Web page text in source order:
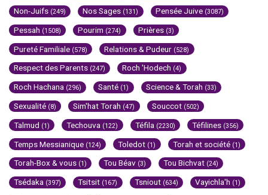
Non-Juifs (249) Nos Sages (131) Pensée Juive (3087)
Pessah (1508) Pourim (274) Prières (3)
Pureté Familiale (578) Relations & Pudeur (528)
Respect des Parents (247) Roch 'Hodech (4)
Roch Hachana (296) Santé (1) Science & Torah (33)
Sexualité (8) Sim'hat Torah (47) Souccot (502)
Talmud (1) Techouva (122) Téfila (2230) Téfilines (356)
Temps Messianique (124) Toledot (1) Torah et société (1)
Torah-Box & vous (1) Tou Béav (3) Tou Bichvat (24)
Tsédaka (397) Tsitsit (167) Tsniout (634) Vayichla'h (1)